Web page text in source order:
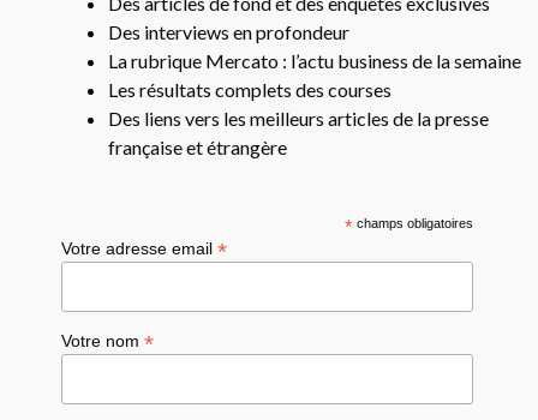
Des interviews en profondeur
La rubrique Mercato : l’actu business de la semaine
Les résultats complets des courses
Des liens vers les meilleurs articles de la presse
française et étrangère
*champs obligatoires
Votre adresse email*
Votre nom*